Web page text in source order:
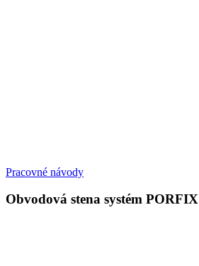
Pracovné návody
Obvodová stena systém PORFIX